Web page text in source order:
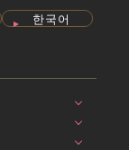
한국어